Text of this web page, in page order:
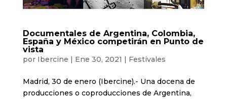
Documentales de Argentina, Colombia,
España y México competirán en Punto de
vista
por Ibercine | Ene 30, 2021 | Festivales
Madrid, 30 de enero (Ibercine).- Una docena de
producciones o coproducciones de Argentina,